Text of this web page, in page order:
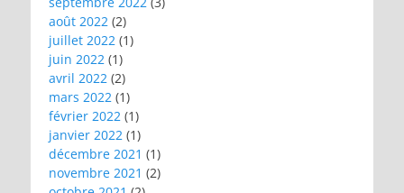
août 2022 (2)
juillet 2022 (1)
juin 2022 (1)
avril 2022 (2)
mars 2022 (1)
février 2022 (1)
janvier 2022 (1)
décembre 2021 (1)
novembre 2021 (2)